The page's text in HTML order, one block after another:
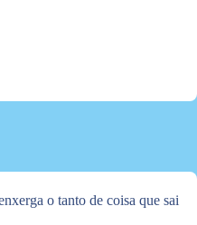
o tanto de coisa que sai